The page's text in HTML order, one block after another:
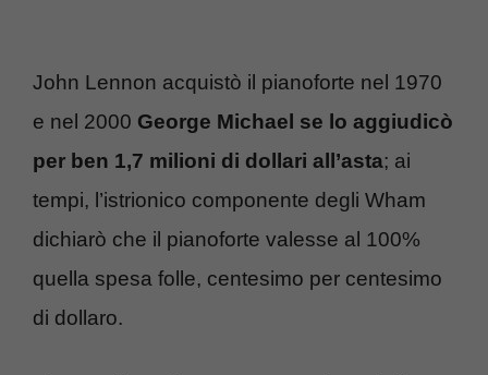
John Lennon acquistò il pianoforte nel 1970
e nel 2000 George Michael se lo aggiudicò
per ben 1,7 milioni di dollari all’asta; ai
tempi, l’istrionico componente degli Wham
dichiarò che il pianoforte valesse al 100%
quella spesa folle, centesimo per centesimo
di dollaro.